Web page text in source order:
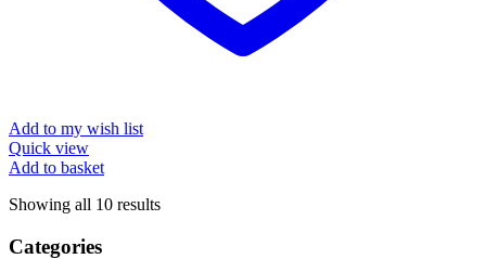
Add to my wish list
Quick view
Add to basket
Showing all 10 results
Categories